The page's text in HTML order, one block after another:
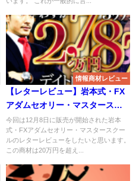
情報商材レビュー
【レターレビュー】岩本式・FX
アダムセオリー・マスタースク
ール
今回は12月8日に販売が開始された岩本
式・FXアダムセオリー・マスタースクー
ルのレターレビューをしたいと思います。
この商材は20万円を超え...